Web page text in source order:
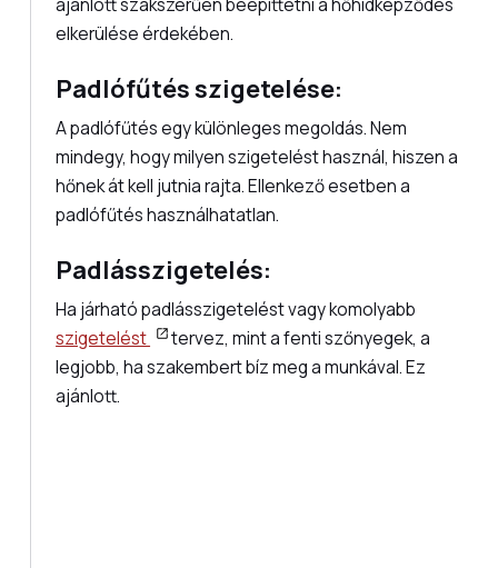
ajánlott szakszerűen beépíttetni a hőhídképződés
elkerülése érdekében.
Padlófűtés szigetelése:
A padlófűtés egy különleges megoldás. Nem
mindegy, hogy milyen szigetelést használ, hiszen a
hőnek át kell jutnia rajta. Ellenkező esetben a
padlófűtés használhatatlan.
Padlásszigetelés:
Ha járható padlásszigetelést vagy komolyabb
szigetelést
tervez, mint a fenti szőnyegek, a
legjobb, ha szakembert bíz meg a munkával. Ez
ajánlott.